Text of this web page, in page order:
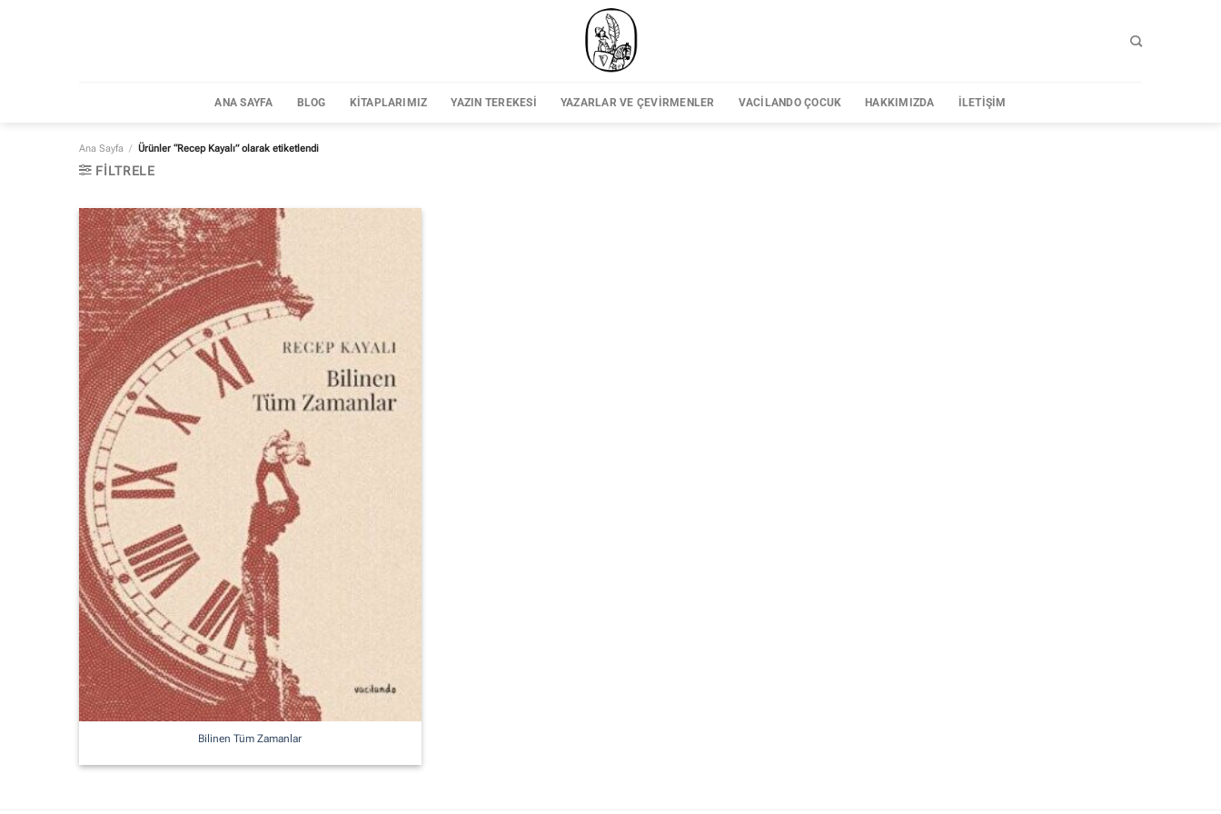
ANA SAYFA BLOG KITAPLARIMIZ YAZIN TEREKESI YAZARLAR VE ÇEVIRMENLER VACILANDO ÇOCUK HAKKIMIZDA İLETIŞIM
Ana Sayfa / Ürünler “Recep Kayalı” olarak etiketlendi
FILTRELE
Bilinen Tüm Zamanlar